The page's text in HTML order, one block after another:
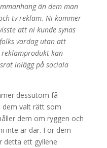
än dem man
tv-reklam. Ni kommer
att ni kunde synas
vardag utan att
kan
inlägg på sociala
dessutom få
dem valt rätt som
dem om ryggen och
inte är där. För dem
detta ett gyllene